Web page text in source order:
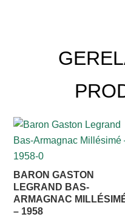
BARON GASTON
LEGRAND BAS-
ARMAGNAC
– 1958